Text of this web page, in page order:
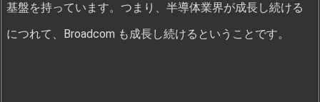
基盤を持っています。つまり、半導体業界が成長し続ける
につれて、Broadcom も成長し続けるということです。